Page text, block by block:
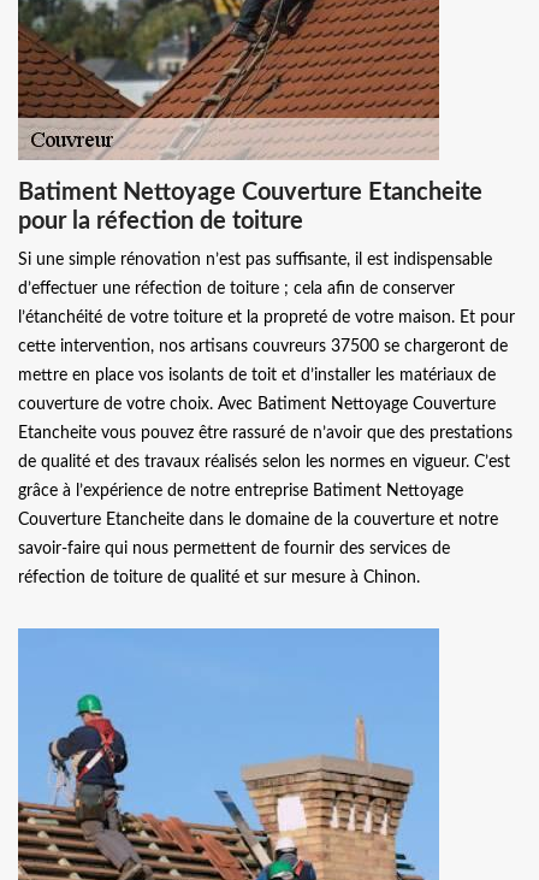
Batiment Nettoyage Couverture Etancheite
pour la réfection de toiture
Si une simple rénovation n’est pas suffisante, il est indispensable
d’effectuer une réfection de toiture ; cela afin de conserver
l’étanchéité de votre toiture et la propreté de votre maison. Et pour
cette intervention, nos artisans couvreurs 37500 se chargeront de
mettre en place vos isolants de toit et d’installer les matériaux de
couverture de votre choix. Avec Batiment Nettoyage Couverture
Etancheite vous pouvez être rassuré de n’avoir que des prestations
de qualité et des travaux réalisés selon les normes en vigueur. C’est
grâce à l’expérience de notre entreprise Batiment Nettoyage
Couverture Etancheite dans le domaine de la couverture et notre
savoir-faire qui nous permettent de fournir des services de
réfection de toiture de qualité et sur mesure à Chinon.